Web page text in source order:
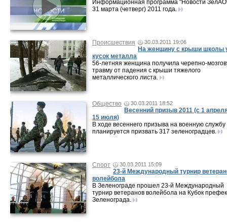
Информационная программа "Новости
31 марта (четверг) 2011 года.
Происшествия 30.03.2011 19:06
На женщину с крыши школы
кусок металла
56-летняя женщина получила черепно-
травму от падения с крыши тяжелого
металлического листа.
Общество 30.03.2011 18:52
Весенний призыв 2011 (с 1
15 июля)
В ходе весеннего призыва на военную службу
планируется призвать 317 зеленоградцев.
Спорт 30.03.2011 15:09
23-й Международный турнир
волейбола
В Зеленограде прошел 23-й Международный
турнир ветеранов волейбола на Кубок
Зеленограда.